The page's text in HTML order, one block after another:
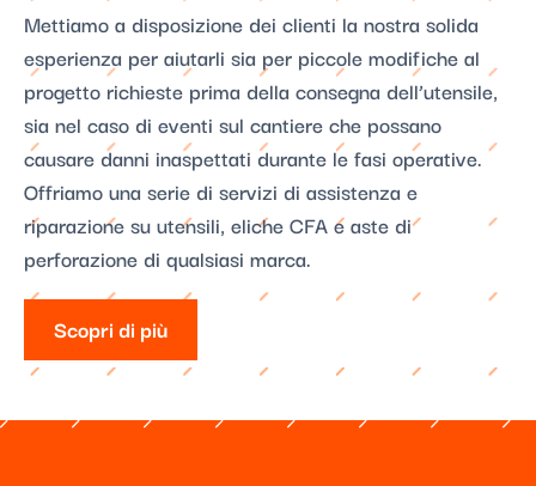
Mettiamo a disposizione dei clienti la nostra solida
esperienza per aiutarli sia per piccole modifiche al
progetto richieste prima della consegna dell’utensile,
sia nel caso di eventi sul cantiere che possano
causare danni inaspettati durante le fasi operative.
Offriamo una serie di servizi di assistenza e
riparazione su utensili, eliche CFA e aste di
perforazione di qualsiasi marca.
Scopri di più